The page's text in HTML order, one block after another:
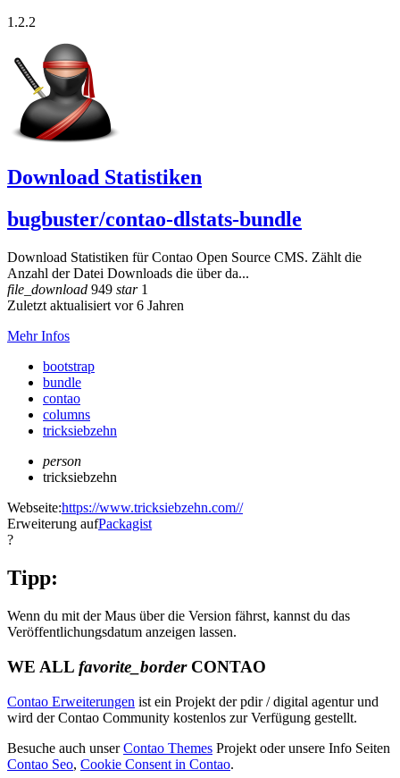
1.2.2
Download Statistiken
bugbuster/contao-dlstats-bundle
Download Statistiken für Contao Open Source CMS. Zählt die
Anzahl der Datei Downloads die über da...
file_download 949 star1
Zuletzt aktualisiert vor 6 Jahren
Mehr Infos
bootstrap
bundle
contao
columns
tricksiebzehn
person
tricksiebzehn
Webseite:https://www.tricksiebzehn.com//
Erweiterung aufPackagist
?
Tipp:
Wenn du mit der Maus über die Version fährst, kannst du das
Veröffentlichungsdatum anzeigen lassen.
WE ALL favorite_borderCONTAO
Contao Erweiterungen ist ein Projekt der pdir / digital agentur und
wird der Contao Community kostenlos zur Verfügung gestellt.
Besuche auch unserContao Themes Projekt oder unsere Info Seiten
Contao Seo, Cookie Consent in Contao.